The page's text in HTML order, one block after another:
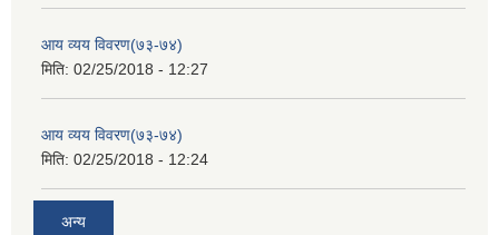
आय व्यय विवरण(७३-७४)
मिति: 02/25/2018 - 12:27
आय व्यय विवरण(७३-७४)
मिति: 02/25/2018 - 12:24
अन्य